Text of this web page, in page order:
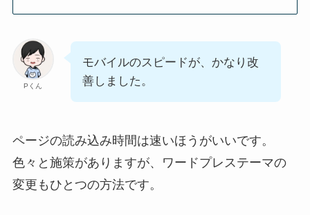
Pくん
モバイルのスピードが、かなり改
善しました。
ページの読み込み時間は速いほうがいいです。
色々と施策がありますが、ワードプレステーマの
変更もひとつの方法です。